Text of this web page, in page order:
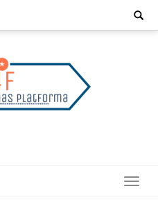
Search